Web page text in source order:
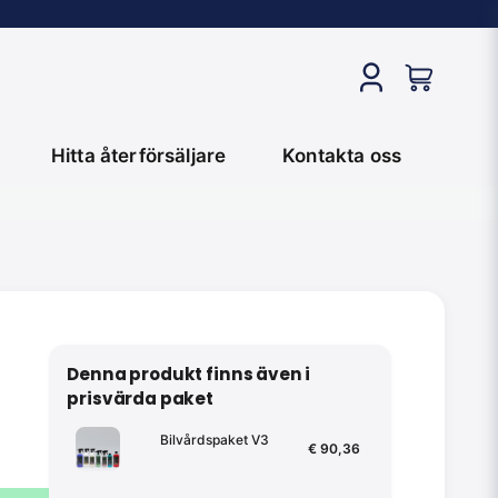
Hitta återförsäljare Kontakta oss
Denna produkt finns även i
prisvärda paket
Bilvårdspaket V3
€ 90,36